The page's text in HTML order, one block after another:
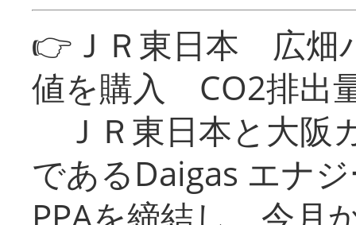
👉ＪＲ東日本 広畑
値を購入 CO2排出
ＪＲ東日本と大阪
であるDaigas エナ